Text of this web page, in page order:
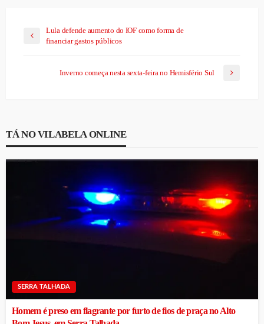
Lula defende aumento do IOF como forma de
financiar gastos públicos
Inverno começa nesta sexta-feira no Hemisfério Sul
TÁ NO VILABELA ONLINE
SERRA TALHADA
Homem é preso em flagrante por furto de fios de praça no Alto